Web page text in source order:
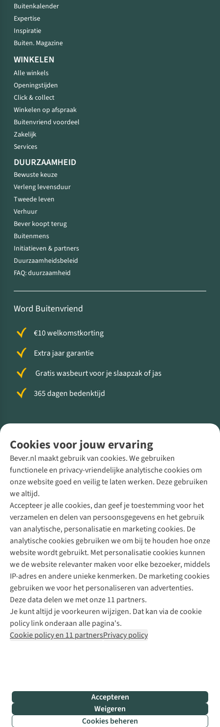
Cookies voor jouw ervaring
Bever.nl maakt gebruik van cookies. We gebruiken
functionele en privacy-vriendelijke analytische cookies om
onze website goed en veilig te laten werken. Deze gebruiken
we altijd.
Accepteer je alle cookies, dan geef je toestemming voor het
verzamelen en delen van persoonsgegevens en het gebruik
van analytische, personalisatie en marketing cookies. De
analytische cookies gebruiken we om bij te houden hoe onze
website wordt gebruikt. Met personalisatie cookies kunnen
we de website relevanter maken voor elke bezoeker, middels
IP-adres en andere unieke kenmerken. De marketing cookies
gebruiken we voor het personaliseren van advertenties.
Deze data delen we met onze 11 partners.
Je kunt altijd je voorkeuren wijzigen. Dat kan via de cookie
policy link onderaan alle pagina's.
Cookie policy en 11 partnersPrivacy policy
Accepteren
Weigeren
Cookies beheren
Buitenkalender
Expertise
Inspiratie
Buiten. Magazine
WINKELEN
Alle winkels
Openingstijden
Click & collect
Winkelen op afspraak
Buitenvriend voordeel
Zakelijk
Services
DUURZAAMHEID
Bewuste keuze
Verleng levensduur
Tweede leven
Verhuur
Bever koopt terug
Buitenmens
Initiatieven & partners
Duurzaamheidsbeleid
FAQ: duurzaamheid
Word Buitenvriend
€10 welkomstkorting
Extra jaar garantie
Gratis wasbeurt voor je slaapzak of jas
365 dagen bedenktijd
Direct advies van een Buitenexpert
+31 (0)85 888 50 88
+31 6 12 28 49 80
Contactformulier
Bever
B.V.